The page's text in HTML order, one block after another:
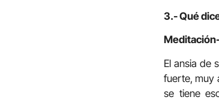
3.- Qué
El ansia de
fuerte, muy
se tiene